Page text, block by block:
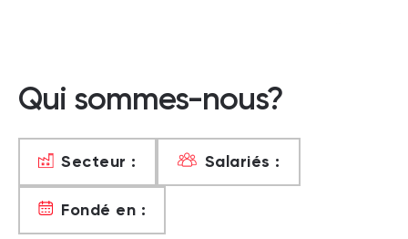
Qui sommes-nous?
Secteur : Salariés :
Fondé en :